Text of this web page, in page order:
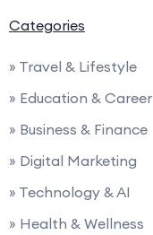
Categories
» Travel & Lifestyle
» Education & Career
» Business & Finance
» Digital Marketing
» Technology & AI
» Health & Wellness